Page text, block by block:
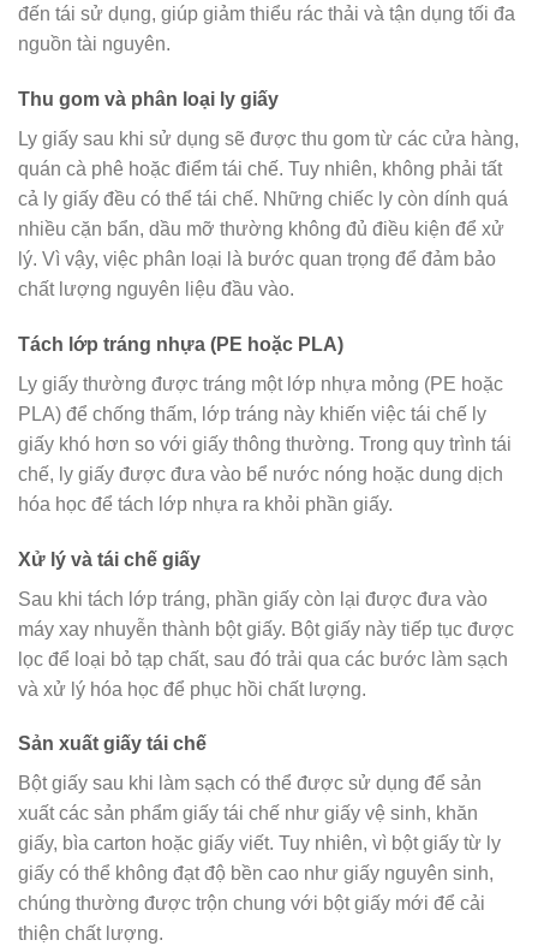
đến tái sử dụng, giúp giảm thiểu rác thải và tận dụng tối đa
nguồn tài nguyên.
Thu gom và phân loại ly giấy
Ly giấy sau khi sử dụng sẽ được thu gom từ các cửa hàng,
quán cà phê hoặc điểm tái chế. Tuy nhiên, không phải tất
cả ly giấy đều có thể tái chế. Những chiếc ly còn dính quá
nhiều cặn bẩn, dầu mỡ thường không đủ điều kiện để xử
lý. Vì vậy, việc phân loại là bước quan trọng để đảm bảo
chất lượng nguyên liệu đầu vào.
Tách lớp tráng nhựa (PE hoặc PLA)
Ly giấy thường được tráng một lớp nhựa mỏng (PE hoặc
PLA) để chống thấm, lớp tráng này khiến việc tái chế ly
giấy khó hơn so với giấy thông thường. Trong quy trình tái
chế, ly giấy được đưa vào bể nước nóng hoặc dung dịch
hóa học để tách lớp nhựa ra khỏi phần giấy.
Xử lý và tái chế giấy
Sau khi tách lớp tráng, phần giấy còn lại được đưa vào
máy xay nhuyễn thành bột giấy. Bột giấy này tiếp tục được
lọc để loại bỏ tạp chất, sau đó trải qua các bước làm sạch
và xử lý hóa học để phục hồi chất lượng.
Sản xuất giấy tái chế
Bột giấy sau khi làm sạch có thể được sử dụng để sản
xuất các sản phẩm giấy tái chế như giấy vệ sinh, khăn
giấy, bìa carton hoặc giấy viết. Tuy nhiên, vì bột giấy từ ly
giấy có thể không đạt độ bền cao như giấy nguyên sinh,
chúng thường được trộn chung với bột giấy mới để cải
thiện chất lượng.